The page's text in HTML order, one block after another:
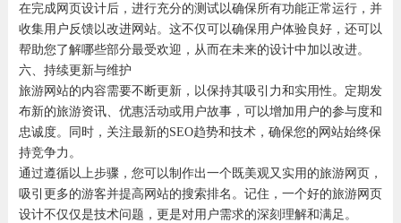
在完成网页设计后，进行充分的测试以确保所有功能正常运行，并
收集用户反馈以改进网站。这不仅可以确保用户体验良好，还可以
帮助您了解哪些部分最受欢迎，从而在未来的设计中加以改进。
六、持续更新与维护
旅游网站的内容需要不断更新，以保持其吸引力和实用性。定期发
布新的旅游资讯、优惠活动或用户故事，可以增加用户的参与度和
忠诚度。同时，关注最新的SEO趋势和技术，确保您的网站始终保
持竞争力。
通过遵循以上步骤，您可以制作出一个既美观又实用的旅游网页，
吸引更多的游客并提高网站的搜索排名。记住，一个好的旅游网页
设计不仅仅是技术问题，更是对用户需求的深刻理解和满足。